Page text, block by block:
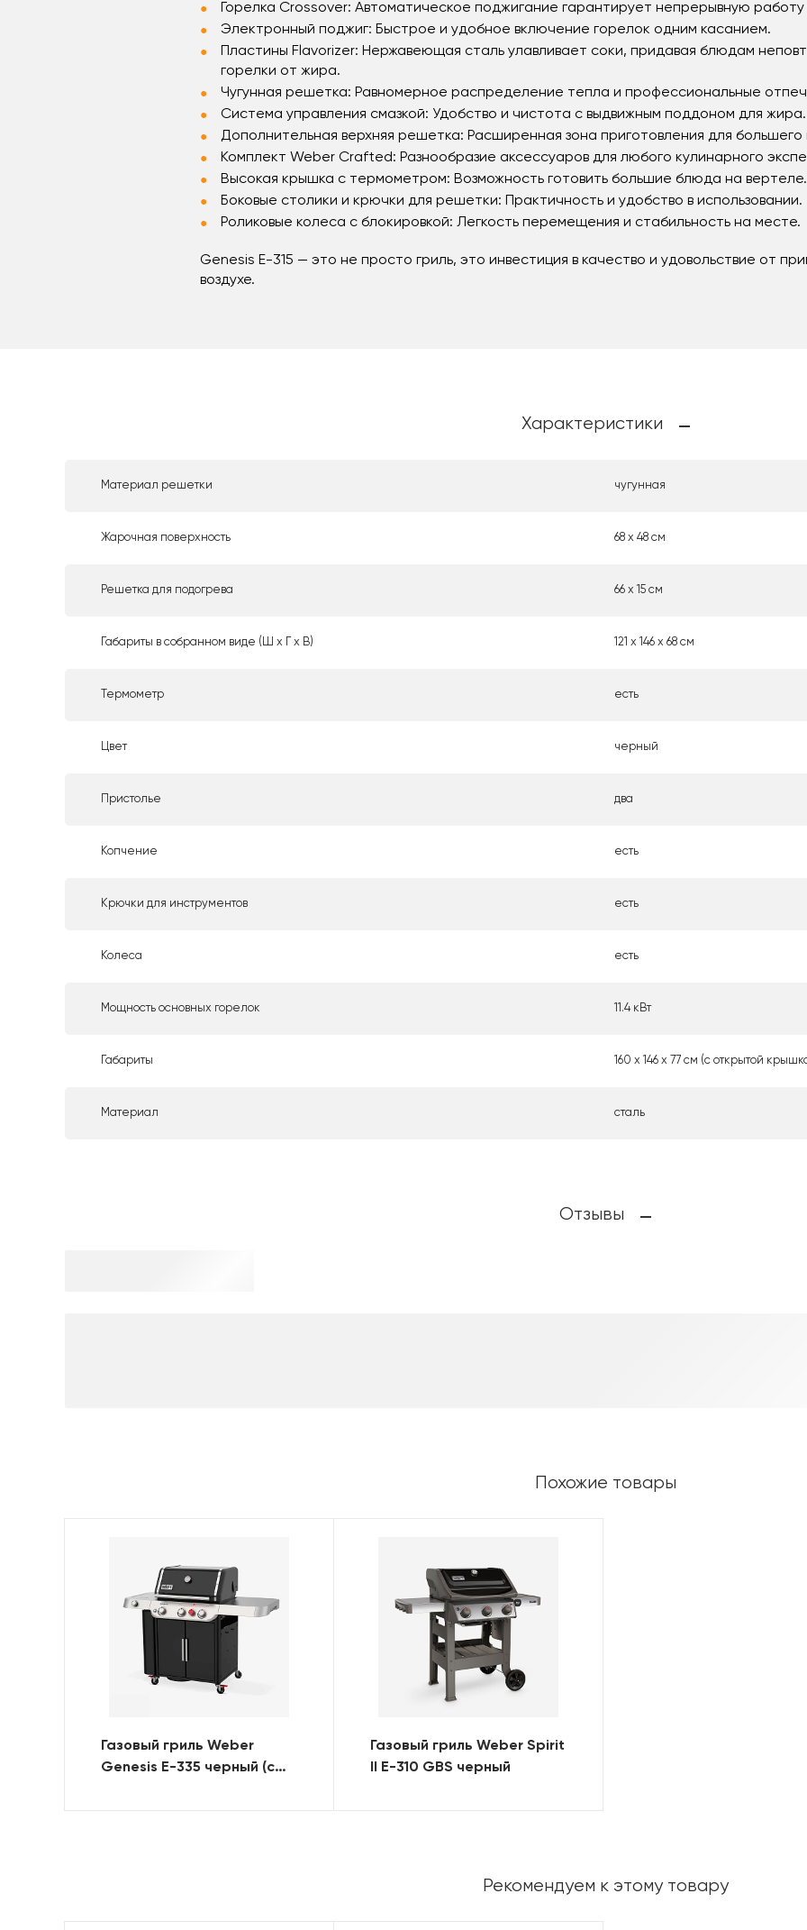
Горелка Crossover: Автоматическое поджигание гарантирует непрерывную работу
Электронный поджиг: Быстрое и удобное включение горелок одним касанием.
Пластины Flavorizer: Нержавеющая сталь улавливает соки, придавая блюдам
горелки от жира.
Чугунная решетка: Равномерное распределение тепла и профессиональные
Система управления смазкой: Удобство и чистота с выдвижным поддоном для жира.
Дополнительная верхняя решетка: Расширенная зона приготовления для
Комплект Weber Crafted: Разнообразие аксессуаров для любого кулинарного
Высокая крышка с термометром: Возможность готовить большие блюда на вертеле.
Боковые столики и крючки для решетки: Практичность и удобство в использовании.
Роликовые колеса с блокировкой: Легкость перемещения и стабильность на месте.
Genesis E-315 — это не просто гриль, это инвестиция в качество и удовольствие от
воздухе.
Характеристики
Материал решетки чугунная
Жарочная поверхность 68 х 48 см
Решетка для подогрева 66 х 15 см
Габариты в собранном виде (Ш х Г х В) 121 x 146 x 68 см
Термометр есть
Цвет черный
Пристолье два
Копчение есть
Крючки для инструментов есть
Колеса есть
Мощность основных горелок 11.4 кВт
Габариты 160 x 146 x 77 см (с открытой
Материал сталь
Отзывы
Похожие товары
Газовый гриль Weber
Genesis E-335 черный (с
Газовый гриль Weber Spirit
II E-310 GBS черный
Рекомендуем к этому товару